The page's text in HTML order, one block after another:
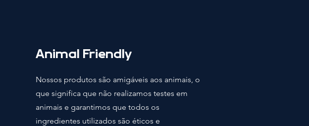
Animal Friendly
Nossos produtos são amigáveis aos animais, o
que significa que não realizamos testes em
animais e garantimos que todos os
ingredientes utilizados são éticos e